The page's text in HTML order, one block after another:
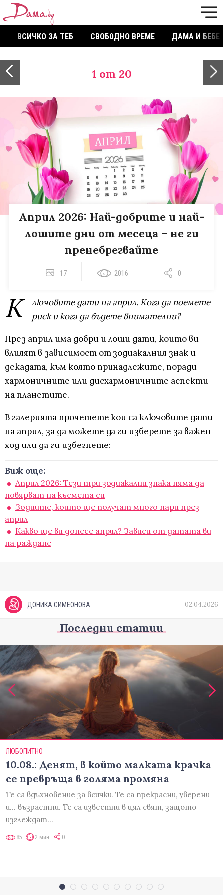
ВСИЧКО ЗА ТЕБ СВОБОДНО ВРЕМЕ ДАМА И БЕБЕ
1 от 20
Април 2026: Най-добрите и най-
лошите дни от месеца – не ги
пренебрегвайте
17 2016 0
К
лючовите дати на април. Кога да поемете
риск и кога да бъдете внимателни?
През април има добри и лоши дати, които ви
влияят в зависимост от зодиакалния знак и
декадата, към която принадлежите, поради
хармоничните или дисхармоничните аспекти
на планетите.
В галерията прочетете кои са ключовите дати
на април, за да можете да ги изберете за важен
ход или да ги избегнете:
Виж още:
Април 2026: Тези три зодиакални знака няма да
повярват на късмета си
Зодиите, които ще получат много пари през
април
Какво ще ви донесе април? Зависи от датата ви
на раждане
ДОНИКА СИМЕОНОВА 02.04.2026
Последни статии
ЛЮБОПИТНО
10.08.: Денят, в който малката крачка
се превръща в голяма промяна
Те са вдъхновение за всички. Те са прекрасни, уверени
и... възрастни. Те са известни в цял свят, защото
изглеждат…
85 2 мин 0